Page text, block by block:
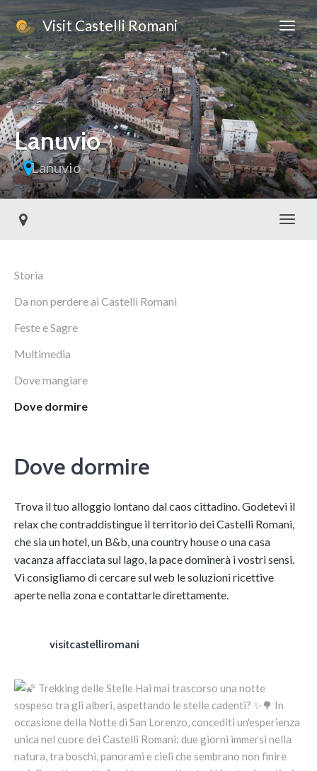
Visit Castelli Romani
Lanuvio
Lanuvio
Storia
Da non perdere ai Castelli Romani
Feste e Sagre
Multimedia
Dove mangiare
Dove dormire
Dove dormire
Trova il tuo alloggio lontano dal caos cittadino. Godetevi il
relax che contraddistingue il territorio dei Castelli Romani,
che sia un hotel, un B&b, una country house o una casa
vacanza affacciata sul lago, la pace dominerà i vostri sensi.
Vi consigliamo di cercare sul web le soluzioni ricettive
aperte nella zona e contattarle direttamente.
visitcastelliromani